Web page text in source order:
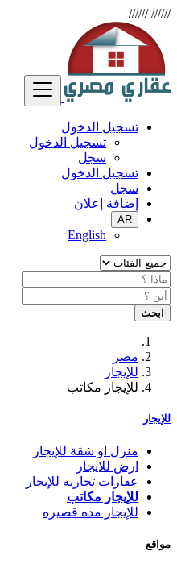
//////
//////
تسجيل الدخول
تسجيل الدخول
سجل
تسجيل الدخول
سجل
إضافة إعلان
AR
English
ابحث
مصر
للإيجار
للإيجار مكاتب
للإيجار
منزل او شقة للإيجار
ارض للايجار
عقارات تجاريه للإيجار
للإيجار مكاتب
للإيجار مده قصيره
مواقع